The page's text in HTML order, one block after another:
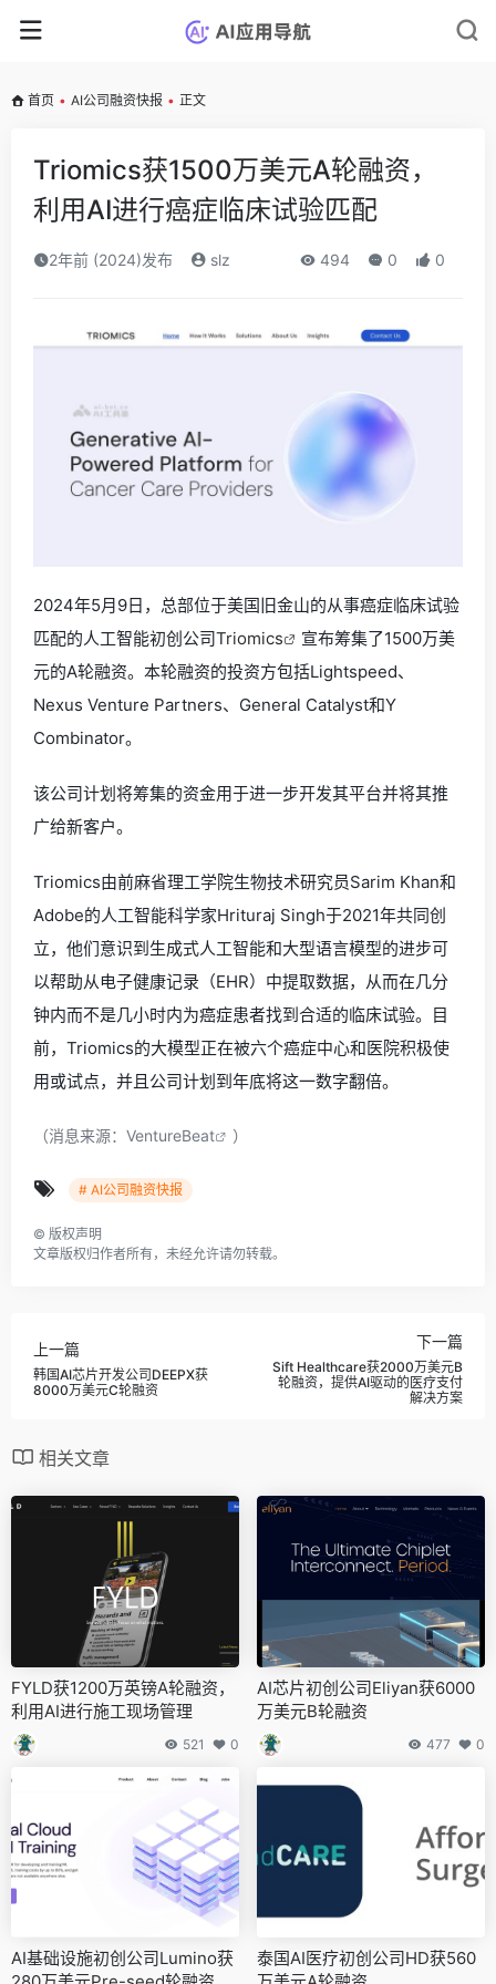
首页 • AI公司融资快报 • 正文
Triomics获1500万美元A轮融资，
利用AI进行癌症临床试验匹配
2年前 (2024)发布 slz 494 0 0
2024年5月9日，总部位于美国旧金山的从事癌症临床试验
匹配的人工智能初创公司Triomics
宣布筹集了1500万美
元的A轮融资。本轮融资的投资方包括Lightspeed、
Nexus Venture Partners、General Catalyst和Y
Combinator。
该公司计划将筹集的资金用于进一步开发其平台并将其推
广给新客户。
Triomics由前麻省理工学院生物技术研究员Sarim Khan和
Adobe的人工智能科学家Hrituraj Singh于2021年共同创
立，他们意识到生成式人工智能和大型语言模型的进步可
以帮助从电子健康记录（EHR）中提取数据，从而在几分
钟内而不是几小时内为癌症患者找到合适的临床试验。目
前，Triomics的大模型正在被六个癌症中心和医院积极使
用或试点，并且公司计划到年底将这一数字翻倍。
（消息来源： VentureBeat ）
# AI公司融资快报
© 版权声明
文章版权归作者所有，未经允许请勿转载。
上一篇
韩国AI芯片开发公司DEEPX获
8000万美元C轮融资
下一篇
Sift Healthcare获2000万美元B
轮融资，提供AI驱动的医疗支付
解决方案
相关文章
FYLD获1200万英镑A轮融资，
利用AI进行施工现场管理
521 0
AI芯片初创公司Eliyan获6000
万美元B轮融资
477 0
AI基础设施初创公司Lumino获
泰国AI医疗初创公司HD获560